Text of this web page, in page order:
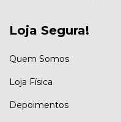
Loja Segura!
Quem Somos
Loja Física
Depoimentos